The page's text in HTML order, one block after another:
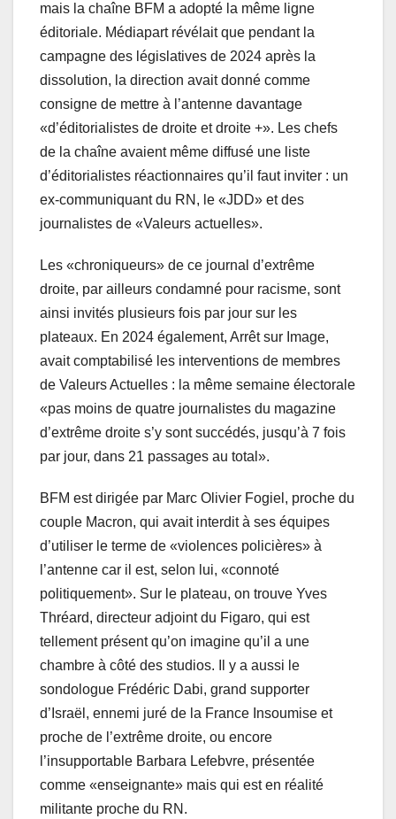
mais la chaîne BFM a adopté la même ligne
éditoriale. Médiapart révélait que pendant la
campagne des législatives de 2024 après la
dissolution, la direction avait donné comme
consigne de mettre à l’antenne davantage
«d’éditorialistes de droite et droite +». Les chefs
de la chaîne avaient même diffusé une liste
d’éditorialistes réactionnaires qu’il faut inviter : un
ex-communiquant du RN, le «JDD» et des
journalistes de «Valeurs actuelles».
Les «chroniqueurs» de ce journal d’extrême
droite, par ailleurs condamné pour racisme, sont
ainsi invités plusieurs fois par jour sur les
plateaux. En 2024 également, Arrêt sur Image,
avait comptabilisé les interventions de membres
de Valeurs Actuelles : la même semaine électorale
«pas moins de quatre journalistes du magazine
d’extrême droite s’y sont succédés, jusqu’à 7 fois
par jour, dans 21 passages au total».
BFM est dirigée par Marc Olivier Fogiel, proche du
couple Macron, qui avait interdit à ses équipes
d’utiliser le terme de «violences policières» à
l’antenne car il est, selon lui, «connoté
politiquement». Sur le plateau, on trouve Yves
Thréard, directeur adjoint du Figaro, qui est
tellement présent qu’on imagine qu’il a une
chambre à côté des studios. Il y a aussi le
sondologue Frédéric Dabi, grand supporter
d’Israël, ennemi juré de la France Insoumise et
proche de l’extrême droite, ou encore
l’insupportable Barbara Lefebvre, présentée
comme «enseignante» mais qui est en réalité
militante proche du RN.